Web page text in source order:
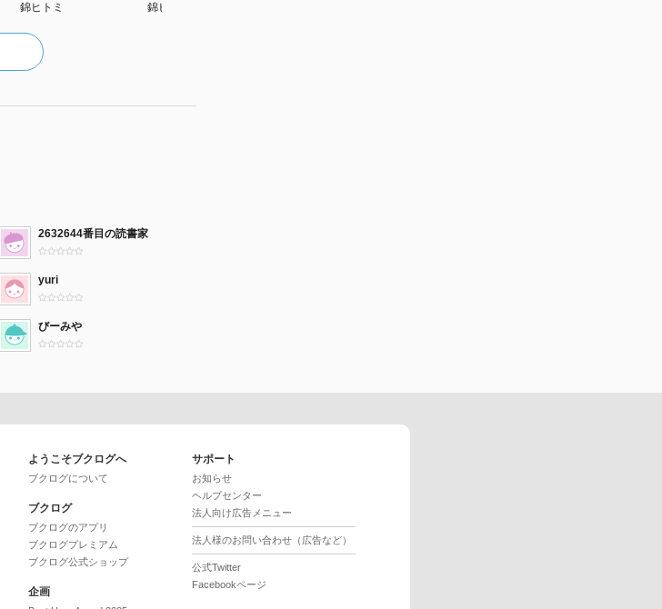
錦ヒトミ
錦ヒトミ
2632644番目の読書家
yuri
びーみや
ようこそブクログへ
ブクログについて
ブクログ
ブクログのアプリ
ブクログプレミアム
ブクログ公式ショップ
企画
サポート
お知らせ
ヘルプセンター
法人向け広告メニュー
法人様のお問い合わせ（広告など）
公式Twitter
Facebookページ